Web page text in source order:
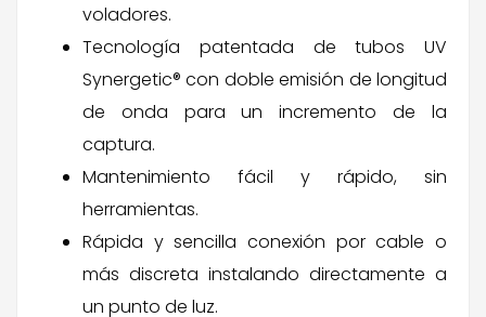
voladores.
Tecnología patentada de tubos UV
Synergetic® con doble emisión de longitud
de onda para un incremento de la
captura.
Mantenimiento fácil y rápido, sin
herramientas.
Rápida y sencilla conexión por cable o
más discreta instalando directamente a
un punto de luz.